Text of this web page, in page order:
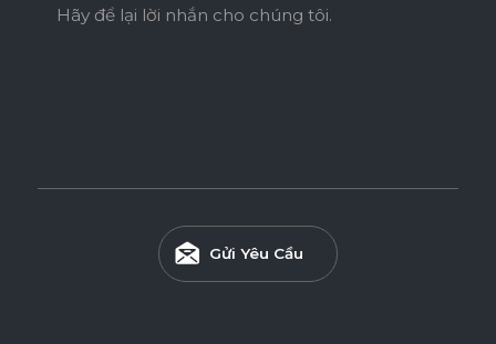
Hãy để lại lời nhắn cho chúng tôi.
Gửi Yêu Cầu